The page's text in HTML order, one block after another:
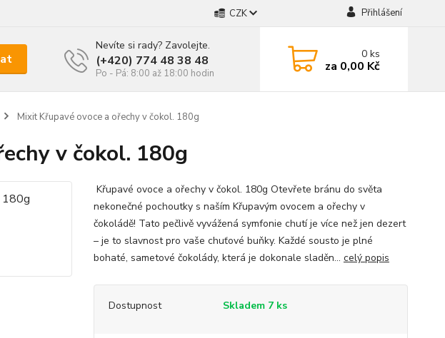
CZK Přihlášení
Nevíte si rady? Zavolejte.
(+420) 774 48 38 48
Po - Pá: 8:00 až 18:00 hodin
0ks
za 0,00 Kč
Mixit Křupavé ovoce a ořechy v čokol. 180g
v čokol. 180g
Křupavé ovoce a ořechy v čokol. 180g Otevřete bránu do světa
nekonečné pochoutky s naším Křupavým ovocem a ořechy v
čokoládě! Tato pečlivě vyvážená symfonie chutí je více než jen dezert
– je to slavnost pro vaše chuťové buňky. Každé sousto je plné
bohaté, sametové čokolády, která je dokonale sladěn... celý popis
Dostupnost Skladem 7 ks